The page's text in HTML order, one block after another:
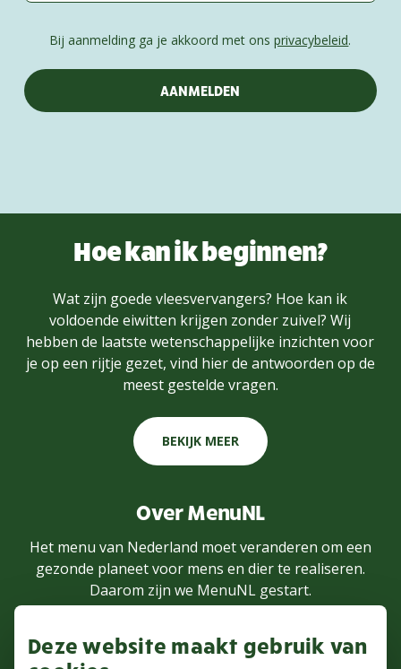
Deze website maakt gebruik van
Bij aanmelding ga je akkoord met onsprivacybeleid.
Hoe kan ik beginnen?
Wat zijn goede vleesvervangers? Hoe kan ik
voldoende eiwitten krijgen zonder zuivel? Wij
hebben de laatste wetenschappelijke inzichten voor
je op een rijtje gezet, vind hier de antwoorden op de
meest gestelde vragen.
BEKIJK MEER
Over MenuNL
Het menu van Nederland moet veranderen om een
gezonde planeet voor mens en dier te realiseren.
Daarom zijn we MenuNL gestart.
MEER WETEN